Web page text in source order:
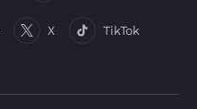
X TikTok